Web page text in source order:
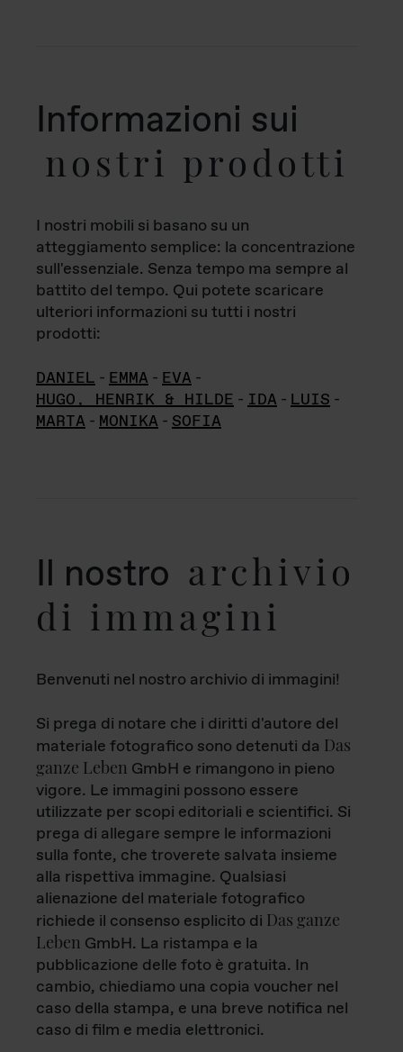
Informazioni sui
nostri prodotti
I nostri mobili si basano su un
atteggiamento semplice: la concentrazione
sull'essenziale. Senza tempo ma sempre al
battito del tempo. Qui potete scaricare
ulteriori informazioni su tutti i nostri
prodotti:
DANIEL - EMMA - EVA -
HUGO, HENRIK & HILDE - IDA - LUIS -
MARTA - MONIKA - SOFIA
Il nostro archivio
di immagini
Benvenuti nel nostro archivio di immagini!
Si prega di notare che i diritti d'autore del
materiale fotografico sono detenuti da Das
ganze Leben GmbH e rimangono in pieno
vigore. Le immagini possono essere
utilizzate per scopi editoriali e scientifici. Si
prega di allegare sempre le informazioni
sulla fonte, che troverete salvata insieme
alla rispettiva immagine. Qualsiasi
alienazione del materiale fotografico
richiede il consenso esplicito di Das ganze
Leben GmbH. La ristampa e la
pubblicazione delle foto è gratuita. In
cambio, chiediamo una copia voucher nel
caso della stampa, e una breve notifica nel
caso di film e media elettronici.